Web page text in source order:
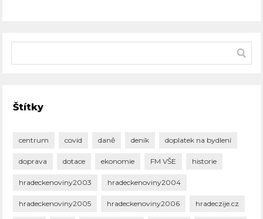
Štítky
centrum covid daně deník doplatek na bydlení
doprava dotace ekonomie FM VŠE historie
hradeckenoviny2003 hradeckenoviny2004
hradeckenoviny2005 hradeckenoviny2006 hradeczije.cz